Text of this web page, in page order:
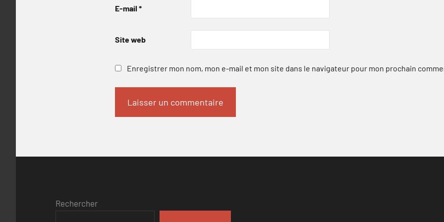
E-mail *
Site web
Enregistrer mon nom, mon e-mail et mon site dans le navigateur pour mon prochain
Rechercher